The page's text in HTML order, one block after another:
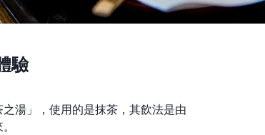
驗
湯」，使用的是抹茶，其飲法是由